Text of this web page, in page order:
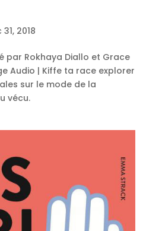
31, 2018
par Rokhaya Diallo et Grace
Audio | Kiffe ta race explorer
sur le mode de la
vécu.